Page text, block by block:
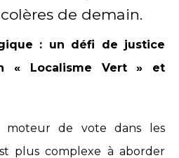
de demain.
: un défi de justice
« Localisme Vert » et
moteur de vote dans les
plus complexe à aborder